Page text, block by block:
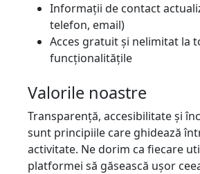
Informații de contact
telefon, email)
Acces gratuit și nelimitat la
funcționalitățile
Valorile noastre
Transparență, accesibilitate și
sunt principiile care ghidează
activitate. Ne dorim ca fiecare
platformei să găsească ușor